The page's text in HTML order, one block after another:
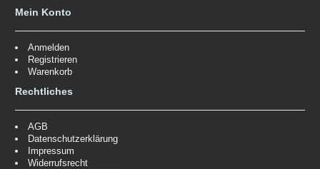
Mein Konto
Anmelden
Registrieren
Warenkorb
Rechtliches
AGB
Datenschutzerklärung
Impressum
Widerrufsrecht